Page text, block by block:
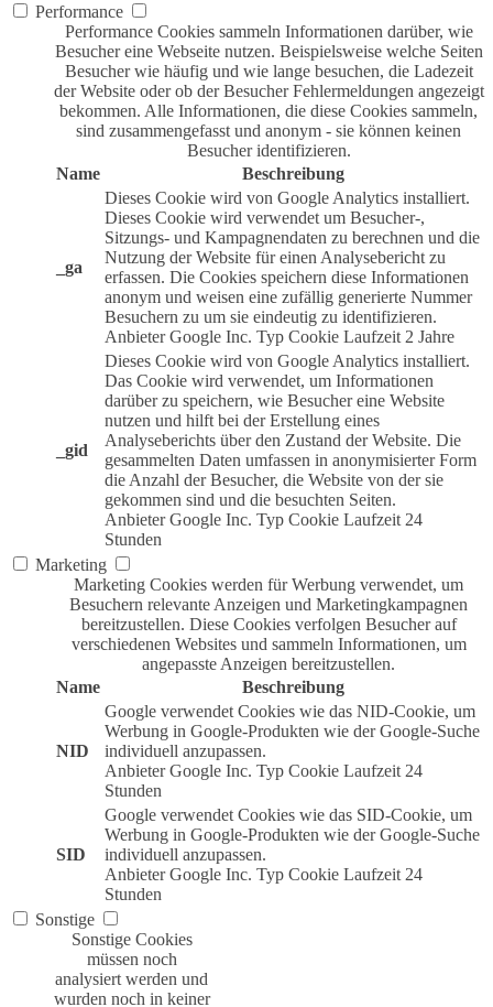
Performance
Performance Cookies sammeln Informationen darüber, wie
Besucher eine Webseite nutzen. Beispielsweise welche Seiten
Besucher wie häufig und wie lange besuchen, die Ladezeit
der Website oder ob der Besucher Fehlermeldungen angezeigt
bekommen. Alle Informationen, die diese Cookies sammeln,
sind zusammengefasst und anonym - sie können keinen
Besucher identifizieren.
Name
Beschreibung
_ga
Dieses Cookie wird von Google Analytics installiert.
Dieses Cookie wird verwendet um Besucher-,
Sitzungs- und Kampagnendaten zu berechnen und die
Nutzung der Website für einen Analysebericht zu
erfassen. Die Cookies speichern diese Informationen
anonym und weisen eine zufällig generierte Nummer
Besuchern zu um sie eindeutig zu identifizieren.
Anbieter Google Inc. Typ Cookie Laufzeit 2 Jahre
_gid
Dieses Cookie wird von Google Analytics installiert.
Das Cookie wird verwendet, um Informationen
darüber zu speichern, wie Besucher eine Website
nutzen und hilft bei der Erstellung eines
Analyseberichts über den Zustand der Website. Die
gesammelten Daten umfassen in anonymisierter Form
die Anzahl der Besucher, die Website von der sie
gekommen sind und die besuchten Seiten.
Anbieter Google Inc. Typ Cookie Laufzeit 24
Stunden
Marketing
Marketing Cookies werden für Werbung verwendet, um
Besuchern relevante Anzeigen und Marketingkampagnen
bereitzustellen. Diese Cookies verfolgen Besucher auf
verschiedenen Websites und sammeln Informationen, um
angepasste Anzeigen bereitzustellen.
Name
Beschreibung
NID
Google verwendet Cookies wie das NID-Cookie, um
Werbung in Google-Produkten wie der Google-Suche
individuell anzupassen.
Anbieter Google Inc. Typ Cookie Laufzeit 24
Stunden
SID
Google verwendet Cookies wie das SID-Cookie, um
Werbung in Google-Produkten wie der Google-Suche
individuell anzupassen.
Anbieter Google Inc. Typ Cookie Laufzeit 24
Stunden
Sonstige
Sonstige Cookies
müssen noch
analysiert werden und
wurden noch in keiner